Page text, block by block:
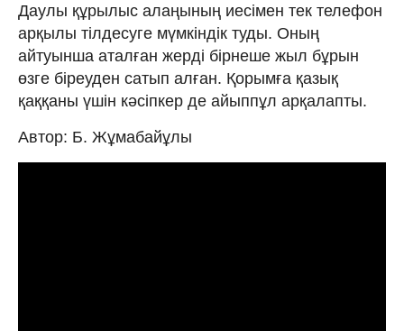
Даулы құрылыс алаңының иесімен тек телефон
арқылы тілдесуге мүмкіндік туды. Оның
айтуынша аталған жерді бірнеше жыл бұрын
өзге біреуден сатып алған. Қорымға қазық
қаққаны үшін кәсіпкер де айыппұл арқалапты.
Автор: Б. Жұмабайұлы